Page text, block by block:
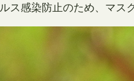
ス感染防止のため、マス